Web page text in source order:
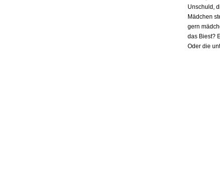
Unschuld,
Mädchen
gern
das Biest?
Oder die